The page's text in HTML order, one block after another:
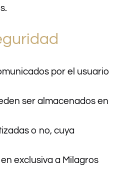
por el usuario
ser almacenados en
o no, cuya
exclusiva a Milagros